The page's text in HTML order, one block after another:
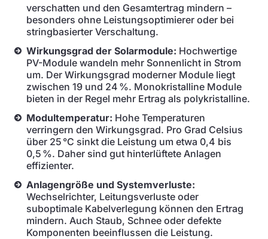
verschatten und den Gesamtertrag mindern –
besonders ohne Leistungsoptimierer oder bei
stringbasierter Verschaltung.
Wirkungsgrad der Solarmodule: Hochwertige
PV-Module wandeln mehr Sonnenlicht in Strom
um. Der Wirkungsgrad moderner Module liegt
zwischen 19 und 24 %. Monokristalline Module
bieten in der Regel mehr Ertrag als polykristalline.
Modultemperatur: Hohe Temperaturen
verringern den Wirkungsgrad. Pro Grad Celsius
über 25 °C sinkt die Leistung um etwa 0,4 bis
0,5 %. Daher sind gut hinterlüftete Anlagen
effizienter.
Anlagengröße und Systemverluste:
Wechselrichter, Leitungsverluste oder
suboptimale Kabelverlegung können den Ertrag
mindern. Auch Staub, Schnee oder defekte
Komponenten beeinflussen die Leistung.